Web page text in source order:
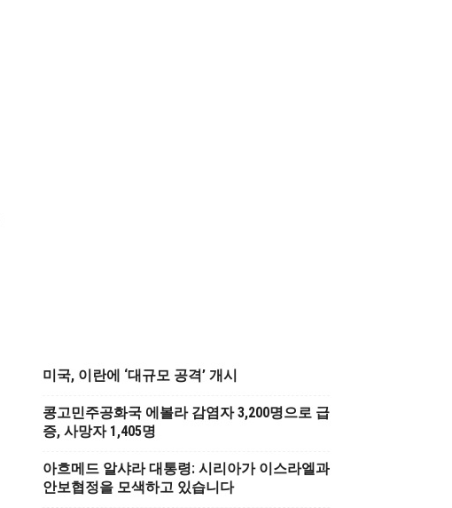
미국, 이란에 ‘대규모 공격’ 개시
콩고민주공화국 에볼라 감염자 3,200명으로 급
증, 사망자 1,405명
아흐메드 알샤라 대통령: 시리아가 이스라엘과
안보협정을 모색하고 있습니다